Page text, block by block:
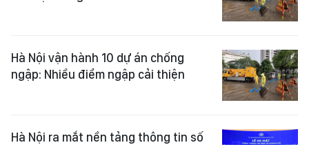
Hà Nội vận hành 10 dự án chống
ngập: Nhiều điểm ngập cải thiện
Hà Nội ra mắt nền tảng thông tin số